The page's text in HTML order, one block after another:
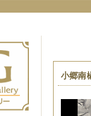
小郷南